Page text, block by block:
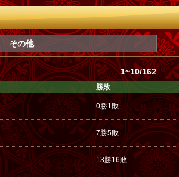
その他
1~10/162
勝敗
0勝1敗
7勝5敗
13勝16敗